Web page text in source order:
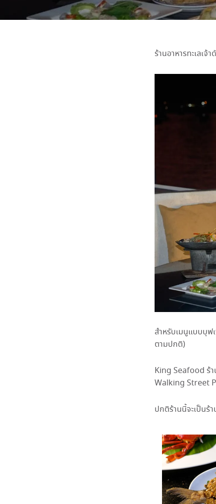
ร้านอาหารทะเลเจ้
สำหรับเมนูแบบบุ
ตามปกติ)
King Seafood ร้า
Walking Street
ปกติร้านนี้จะเป็นร้